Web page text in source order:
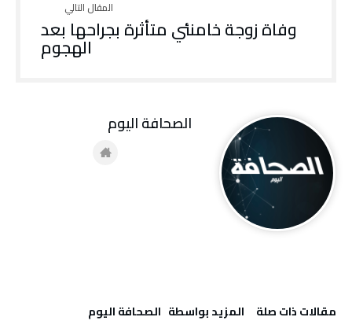
وفاة زوجة خامنئي متأثرة بجراحها بعد
الهجوم
‫مقالات ذات صلة‬ ‫‫المزيد بواسطة‬ ‬ ‭ ‬الصحافة‭ ‬اليوم